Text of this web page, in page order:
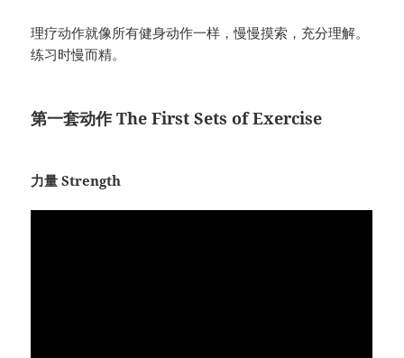
理疗动作就像所有健身动作一样，慢慢摸索，充分理解。
练习时慢而精。
第一套动作 The First Sets of Exercise
力量 Strength